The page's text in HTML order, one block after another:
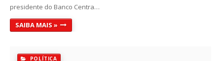
presidente do Banco Centra…
SAIBA MAIS »
POLÍTICA